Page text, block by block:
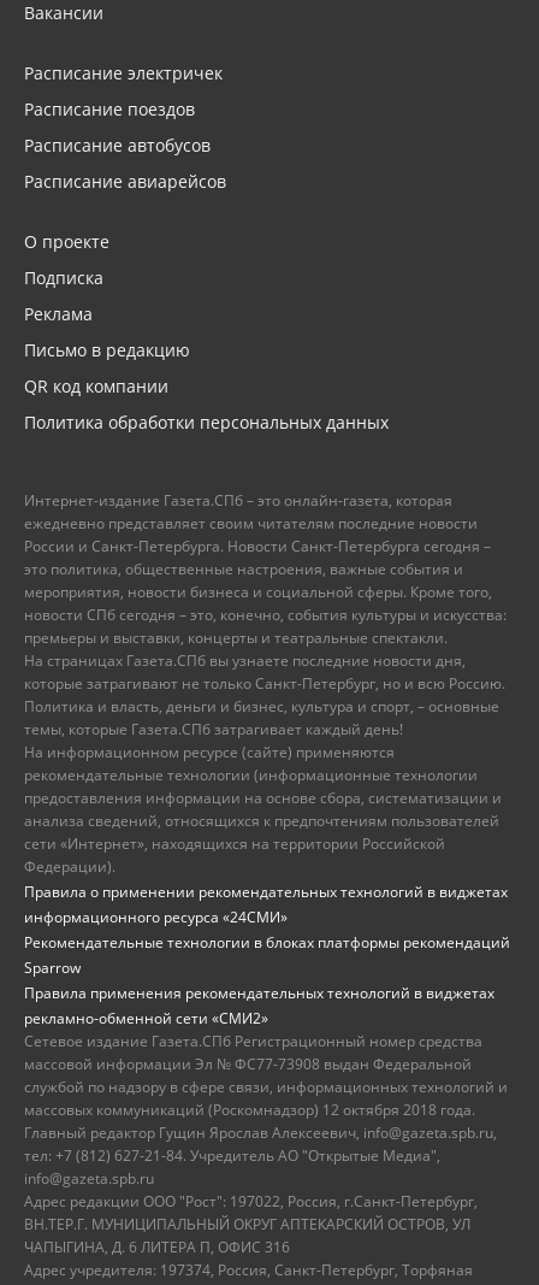
Вакансии
Расписание электричек
Расписание поездов
Расписание автобусов
Расписание авиарейсов
О проекте
Подписка
Реклама
Письмо в редакцию
QR код компании
Политика обработки персональных данных
Интернет-издание Газета.СПб – это онлайн-газета, которая
ежедневно представляет своим читателям последние новости
России и Санкт-Петербурга. Новости Санкт-Петербурга сегодня –
это политика, общественные настроения, важные события и
мероприятия, новости бизнеса и социальной сферы. Кроме того,
новости СПб сегодня – это, конечно, события культуры и искусства:
премьеры и выставки, концерты и театральные спектакли.
На страницах Газета.СПб вы узнаете последние новости дня,
которые затрагивают не только Санкт-Петербург, но и всю Россию.
Политика и власть, деньги и бизнес, культура и спорт, – основные
темы, которые Газета.СПб затрагивает каждый день!
На информационном ресурсе (сайте) применяются
рекомендательные технологии (информационные технологии
предоставления информации на основе сбора, систематизации и
анализа сведений, относящихся к предпочтениям пользователей
сети «Интернет», находящихся на территории Российской
Федерации).
Правила о применении рекомендательных технологий в виджетах
информационного ресурса «24СМИ»
Рекомендательные технологии в блоках платформы рекомендаций
Sparrow
Правила применения рекомендательных технологий в виджетах
рекламно-обменной сети «СМИ2»
Сетевое издание Газета.СПб Регистрационный номер средства
массовой информации Эл № ФС77-73908 выдан Федеральной
службой по надзору в сфере связи, информационных технологий и
массовых коммуникаций (Роскомнадзор) 12 октября 2018 года.
Главный редактор Гущин Ярослав Алексеевич, info@gazeta.spb.ru,
тел: +7 (812) 627-21-84. Учредитель АО "Открытые Медиа",
info@gazeta.spb.ru
Адрес редакции ООО "Рост": 197022, Россия, г.Санкт-Петербург,
ВН.ТЕР.Г. МУНИЦИПАЛЬНЫЙ ОКРУГ АПТЕКАРСКИЙ ОСТРОВ, УЛ
ЧАПЫГИНА, Д. 6 ЛИТЕРА П, ОФИС 316
Адрес учредителя: 197374, Россия, Санкт-Петербург, Торфяная